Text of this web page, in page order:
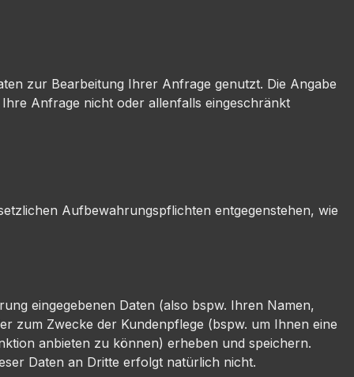
zur Bearbeitung Ihrer Anfrage genutzt. Die Angabe
Anfrage nicht oder allenfalls eingeschränkt
Aufbewahrungspflichten entgegenstehen, wie
eingegebenen Daten (also bspw. Ihren Namen,
zum Zwecke der Kundenpflege (bspw. um Ihnen eine
anbieten zu können) erheben und speichern.
Daten an Dritte erfolgt natürlich nicht.